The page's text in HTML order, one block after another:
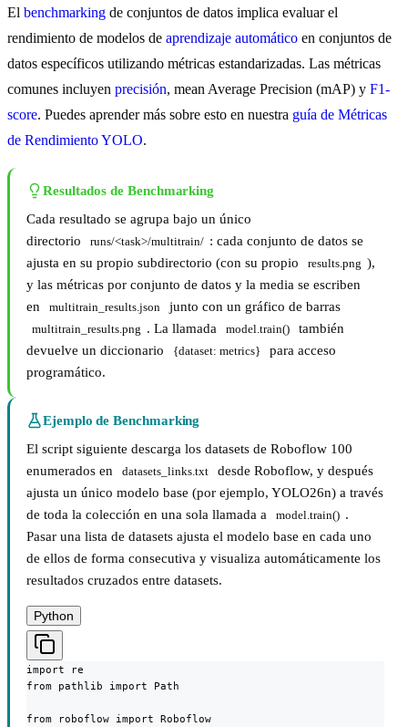
El benchmarking de conjuntos de datos implica evaluar el
rendimiento de modelos de aprendizaje automático en conjuntos de
datos específicos utilizando métricas estandarizadas. Las métricas
comunes incluyen precisión, mean Average Precision (mAP) y F1-
score. Puedes aprender más sobre esto en nuestra guía de Métricas
de Rendimiento YOLO.
Resultados de Benchmarking
Cada resultado se agrupa bajo un único
directorio
runs/<task>/multitrain/ : cada conjunto de datos se
ajusta en su propio subdirectorio (con su propio
results.png ),
y las métricas por conjunto de datos y la media se escriben
en
multitrain_results.json junto con un gráfico de barras
multitrain_results.png . La llamada model.train()
también
devuelve un diccionario
{dataset: metrics}
para acceso
programático.
Ejemplo de Benchmarking
El script siguiente descarga los datasets de Roboflow 100
enumerados en
datasets_links.txt
desde Roboflow, y después
ajusta un único modelo base (por ejemplo, YOLO26n) a través
de toda la colección en una sola llamada a
model.train() .
Pasar una lista de datasets ajusta el modelo base en cada uno
de ellos de forma consecutiva y visualiza automáticamente los
resultados cruzados entre datasets.
Python
import re
from pathlib import Path
from roboflow import Roboflow